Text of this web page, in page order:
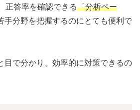
正答率を確認できる「分析ペー
手分野を把握するのにとても便利で
目で分かり、効率的に対策できるの